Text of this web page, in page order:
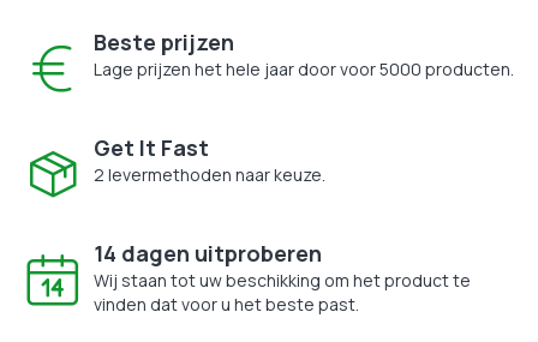
Beste prijzen
Lage prijzen het hele jaar door voor 5000 producten.
Get It Fast
2 levermethoden naar keuze.
14 dagen uitproberen
Wij staan tot uw beschikking om het product te
vinden dat voor u het beste past.